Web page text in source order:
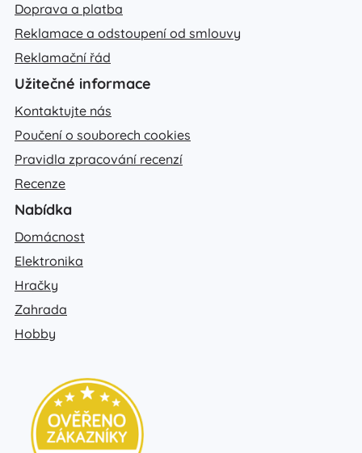
Doprava a platba
Reklamace a odstoupení od smlouvy
Reklamační řád
Užitečné informace
Kontaktujte nás
Poučení o souborech cookies
Pravidla zpracování recenzí
Recenze
Nabídka
Domácnost
Elektronika
Hračky
Zahrada
Hobby